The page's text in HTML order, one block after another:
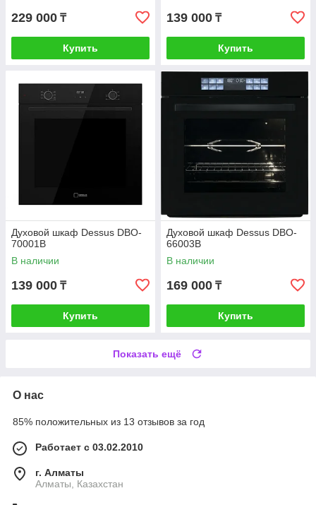
229 000 ₸
Купить
139 000 ₸
Купить
Духовой шкаф Dessus DBO-
70001B
В наличии
139 000 ₸
Купить
Духовой шкаф Dessus DBO-
66003B
В наличии
169 000 ₸
Купить
Показать ещё
О нас
85% положительных из 13 отзывов за год
Работает с 03.02.2010
г. Алматы
Алматы, Казахстан